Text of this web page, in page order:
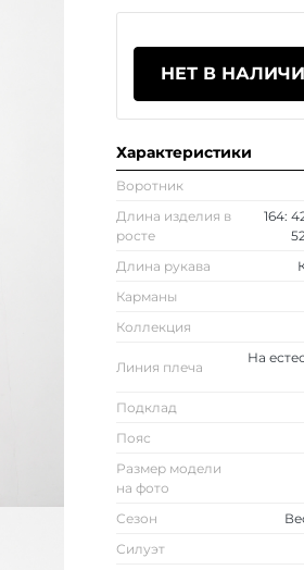
НЕТ В
Характеристики
Воротник
Длина изделия в
росте
164:
Длина рукава
Карманы
Коллекция
Линия плеча
На
Подклад
Пояс
Размер модели
на фото
Сезон
Силуэт